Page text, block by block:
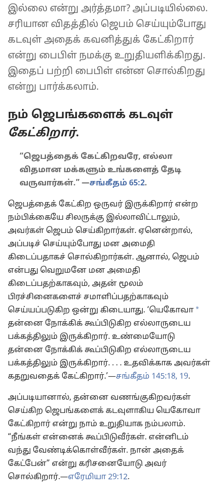
இல்லை என்று அர்த்தமா? அப்படியில்லை.
சரியான விதத்தில் ஜெபம் செய்யும்போது
கடவுள் அதைக் கவனித்துக் கேட்கிறார்
என்று பைபிள் நமக்கு உறுதியளிக்கிறது.
இதைப் பற்றி பைபிள் என்ன சொல்கிறது
என்று பார்க்கலாம்.
நம் ஜெபங்களைக் கடவுள்
கேட்கிறார்.
“ஜெபத்தைக் கேட்கிறவரே, எல்லா
விதமான மக்களும் உங்களைத் தேடி
வருவார்கள்.” —சங்கீதம் 65:2.
ஜெபத்தைக் கேட்கிற ஒருவர் இருக்கிறார் என்ற
நம்பிக்கையே சிலருக்கு இல்லாவிட்டாலும்,
அவர்கள் ஜெபம் செய்கிறார்கள். ஏனென்றால்,
அப்படிச் செய்யும்போது மன அமைதி
கிடைப்பதாகச் சொல்கிறார்கள். ஆனால், ஜெபம்
என்பது வெறுமனே மன அமைதி
கிடைப்பதற்காகவும், அதன் மூலம்
பிரச்சினைகளைச் சமாளிப்பதற்காகவும்
செய்யப்படுகிற ஒன்று கிடையாது. ‘யெகோவா a
தன்னை நோக்கிக் கூப்பிடுகிற எல்லாருடைய
பக்கத்திலும் இருக்கிறார். உண்மையோடு
தன்னை நோக்கிக் கூப்பிடுகிற எல்லாருடைய
பக்கத்திலும் இருக்கிறார். . . . உதவிக்காக அவர்கள்
கதறுவதைக் கேட்கிறார்.’—சங்கீதம் 145:18, 19.
அப்படியானால், தன்னை வணங்குகிறவர்கள்
செய்கிற ஜெபங்களைக் கடவுளாகிய யெகோவா
கேட்கிறார் என்று நாம் உறுதியாக நம்பலாம்.
“நீங்கள் என்னைக் கூப்பிடுவீர்கள். என்னிடம்
வந்து வேண்டிக்கொள்வீர்கள். நான் அதைக்
கேட்பேன்” என்று கரிசனையோடு அவர்
சொல்கிறார்.—எரேமியா 29:12.